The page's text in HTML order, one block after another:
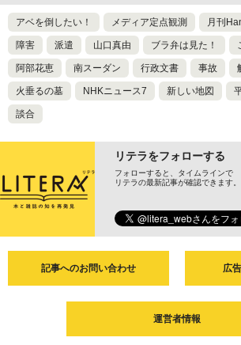
アベを倒したい！ メディア定点観測 月刊
障害 派遣 山口真由 ブラ弁は見た！
阿部花恵 南スーダン 行政文書 事故
火垂るの墓 NHKニュース7 新しい地図
談合
リテラをフォローする
フォローすると、タイムラインで
リテラの最新記事が確認できます。
記事へのお問い合わせ 広
運営者情報